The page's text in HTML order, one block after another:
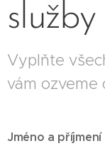
služby
Vyplňte
vám ozveme
Jméno a příjmení